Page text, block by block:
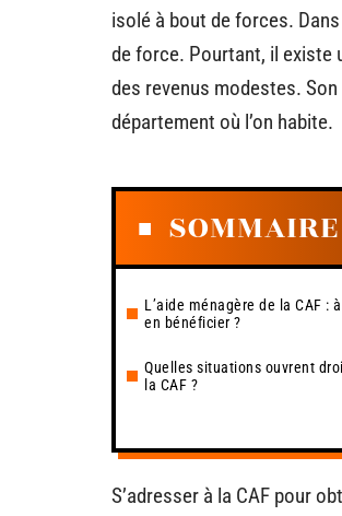
isolé à bout de forces.
de force. Pourtant, il existe
des revenus modestes.
département où l’on habite.
SOMMAIRE
L’aide ménagère de la CAF :
en bénéficier ?
Quelles situations ouvrent
la CAF ?
S’adresser à la CAF pour